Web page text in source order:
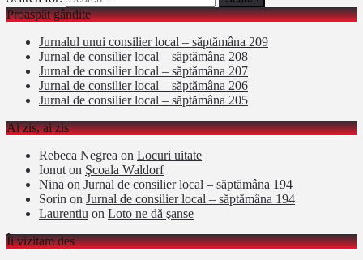
Proaspăt gândite
Jurnalul unui consilier local – săptămâna 209
Jurnal de consilier local – săptămâna 208
Jurnal de consilier local – săptămâna 207
Jurnal de consilier local – săptămâna 206
Jurnal de consilier local – săptămâna 205
Ai zis, ai zis
Rebeca Negrea on Locuri uitate
Ionut on Şcoala Waldorf
Nina on Jurnal de consilier local – săptămâna 194
Sorin on Jurnal de consilier local – săptămâna 194
Laurentiu on Loto ne dă şanse
Îi vizitam des